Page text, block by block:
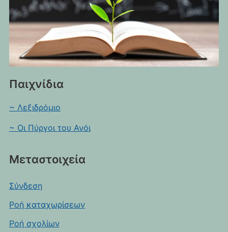
Παιχνίδια
~ Λεξιδρόμιο
~ Οι Πύργοι του Ανόι
Μεταστοιχεία
Σύνδεση
Ροή καταχωρίσεων
Ροή σχολίων